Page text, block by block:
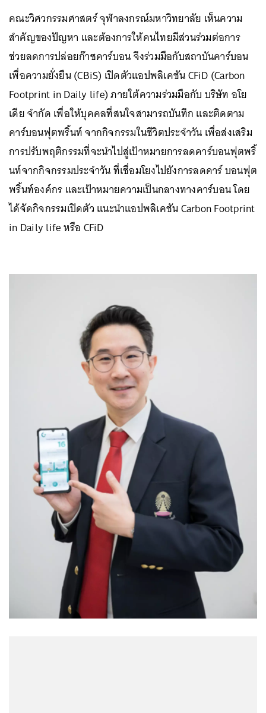
คณะวิศวกรรมศาสตร์ จุฬาลงกรณ์มหาวิทยาลัย เห็นความ
สำคัญของปัญหา และต้องการให้คนไทยมีส่วนร่วมต่อการ
ช่วยลดการปล่อยก๊าซคาร์บอน จึงร่วมมือกับสถาบันคาร์บอน
เพื่อความยั่งยืน (CBiS) เปิดตัวแอปพลิเคชัน CFiD (Carbon
Footprint in Daily life) ภายใต้ความร่วมมือกับ บริษัท อโย
เดีย จำกัด เพื่อให้บุคคลที่สนใจสามารถบันทึก และติดตาม
คาร์บอนฟุตพริ้นท์ จากกิจกรรมในชีวิตประจำวัน เพื่อส่งเสริม
การปรับพฤติกรรมที่จะนำไปสู่เป้าหมายการลดคาร์บอนฟุตพริ้
นท์จากกิจกรรมประจำวัน ที่เชื่อมโยงไปยังการลดคาร์ บอนฟุต
พริ้นท์องค์กร และเป้าหมายความเป็นกลางทางคาร์บอน โดย
ได้จัดกิจกรรมเปิดตัว แนะนำแอปพลิเคชัน Carbon Footprint
in Daily life หรือ CFiD